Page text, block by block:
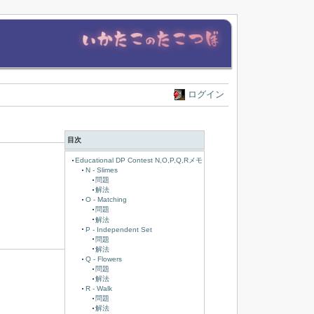
ログイン
目次
Educational DP Contest N,O,P,Q,Rメモ
N - Slimes
問題
解法
O - Matching
問題
解法
P - Independent Set
問題
解法
Q - Flowers
問題
解法
R - Walk
問題
解法